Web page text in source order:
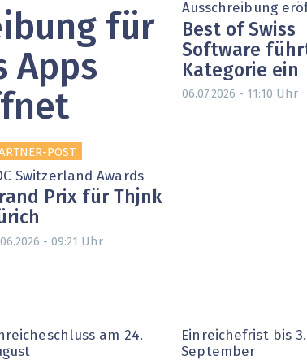
wird digital
Banking
IT for Health
Artificial Intelligence
Finance 2030
Professional AV & Digital
» alle Specials
für
Apps
Ausschreibung
Best of Swiss
Software
Kategorie ein
06.07.2026 - 11:10 Uhr
POST
Switzerland Awards
Prix für Thjnk
- 09:21 Uhr
am 24.
Einreichefrist bis 3.
September